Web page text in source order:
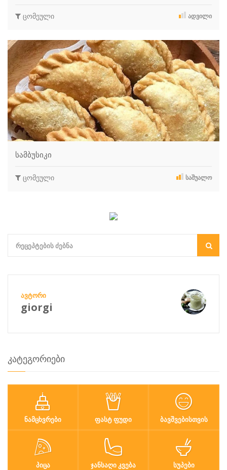
ცომეული ᲐᲓᲕᲘᲚᲘ
სამბუსიკი
ცომეული ᲡᲐᲨᲣᲐᲚᲝ
ᲐᲕᲢᲝᲠᲘ
giorgi
კატეგორიები
ᲜᲐᲛᲪᲮᲕᲠᲔᲑᲘ ᲤᲐᲡᲢ ᲤᲣᲓᲘ ᲑᲐᲕᲨᲕᲔᲑᲘᲡᲗᲕᲘᲡ
ᲞᲘᲪᲐ ᲯᲐᲜᲡᲐᲦᲘ ᲙᲕᲔᲑᲐ ᲡᲣᲞᲔᲑᲘ